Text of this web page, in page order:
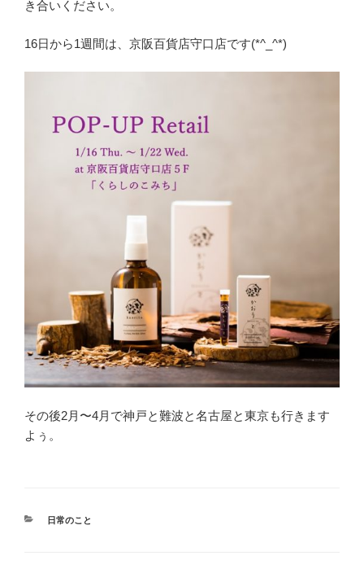
き合いください。
16日から1週間は、京阪百貨店守口店です(*^_^*)
その後2月〜4月で神戸と難波と名古屋と東京も行きます
よぅ。
カ
日常のこと